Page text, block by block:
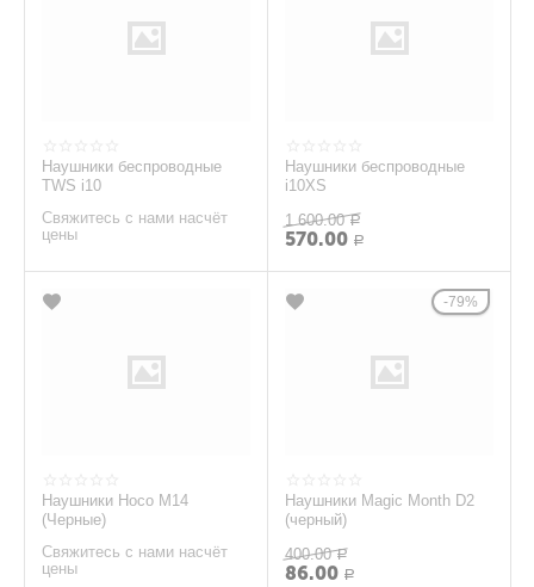
Наушники беспроводные
TWS i10
Свяжитесь с нами насчёт
цены
Наушники беспроводные
i10XS
1 600.00 Р
570.00 Р
Наушники Hoco M14
(Черные)
Свяжитесь с нами насчёт
цены
79%
Наушники Magic Month D2
(черный)
400.00 Р
86.00 Р